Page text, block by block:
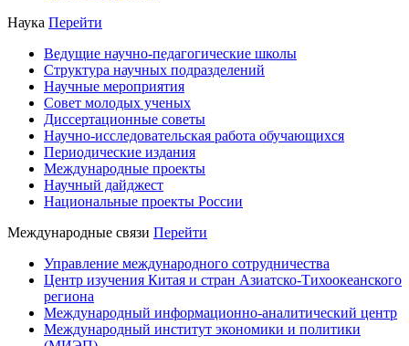
Наука Перейти
Ведущие научно-педагогические школы
Структура научных подразделений
Научные мероприятия
Совет молодых ученых
Диссертационные советы
Научно-исследовательская работа обучающихся
Периодические издания
Международные проекты
Научный дайджест
Национальные проекты России
Международные связи Перейти
Управление международного сотрудничества
Центр изучения Китая и стран Азиатско-Тихоокеанского
региона
Международный информационно-аналитический центр
Международный институт экономики и политики